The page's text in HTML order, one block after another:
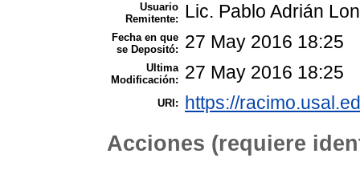
Usuario
Remitente:
Lic. Pablo Adrián
Fecha en que
se Depositó:
27 May 2016 18:25
Ultima
Modificación:
27 May 2016 18:25
URI: https://
Acciones (requiere